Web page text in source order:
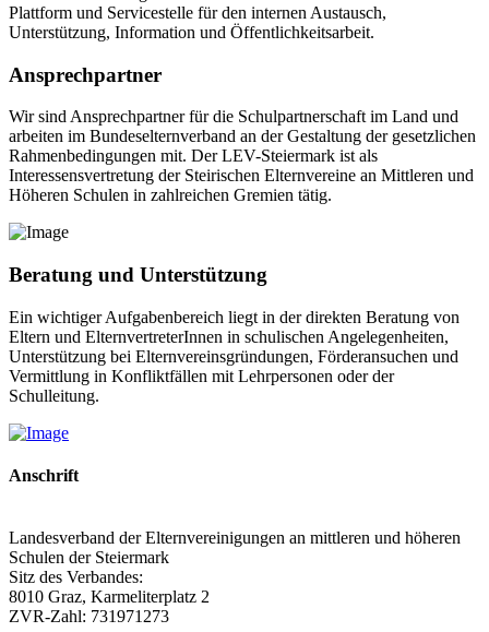
Plattform und Servicestelle für den internen Austausch,
Unterstützung, Information und Öffentlichkeitsarbeit.
Ansprechpartner
Wir sind Ansprechpartner für die Schulpartnerschaft im Land und
arbeiten im Bundeselternverband an der Gestaltung der gesetzlichen
Rahmenbedingungen mit. Der LEV-Steiermark ist als
Interessensvertretung der Steirischen Elternvereine an Mittleren und
Höheren Schulen in zahlreichen Gremien tätig.
Beratung und Unterstützung
Ein wichtiger Aufgabenbereich liegt in der direkten Beratung von
Eltern und ElternvertreterInnen in schulischen Angelegenheiten,
Unterstützung bei Elternvereinsgründungen, Förderansuchen und
Vermittlung in Konfliktfällen mit Lehrpersonen oder der
Schulleitung.
Anschrift
Landesverband der Elternvereinigungen an mittleren und höheren
Schulen der Steiermark
Sitz des Verbandes:
8010 Graz, Karmeliterplatz 2
ZVR-Zahl: 731971273